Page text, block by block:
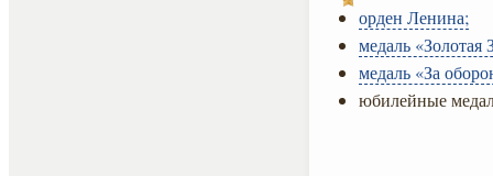
орден Ленина;
медаль «Золотая
медаль «За
юбилейные